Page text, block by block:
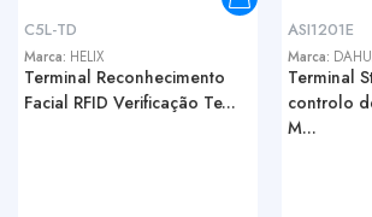
C5L-TD
Marca: HELIX
Terminal Reconhecimento
Facial RFID Verificação Te...
ASI1201E
Marca:
Terminal
controlo
M...